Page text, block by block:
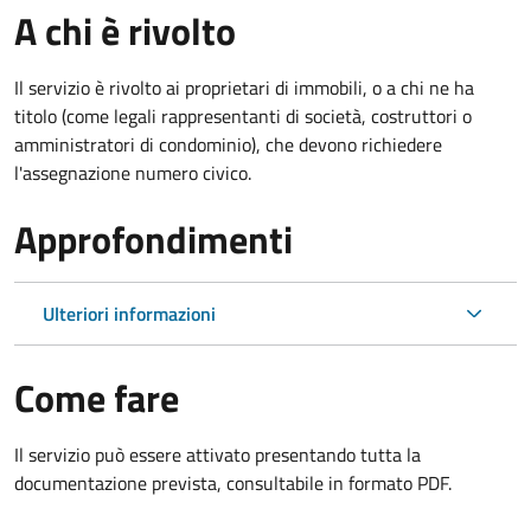
A chi è rivolto
Il servizio è rivolto ai proprietari di immobili, o a chi ne ha
titolo (come legali rappresentanti di società, costruttori o
amministratori di condominio), che devono richiedere
l'assegnazione numero civico.
Approfondimenti
Ulteriori informazioni
Come fare
Il servizio può essere attivato presentando tutta la
documentazione prevista, consultabile in formato PDF.